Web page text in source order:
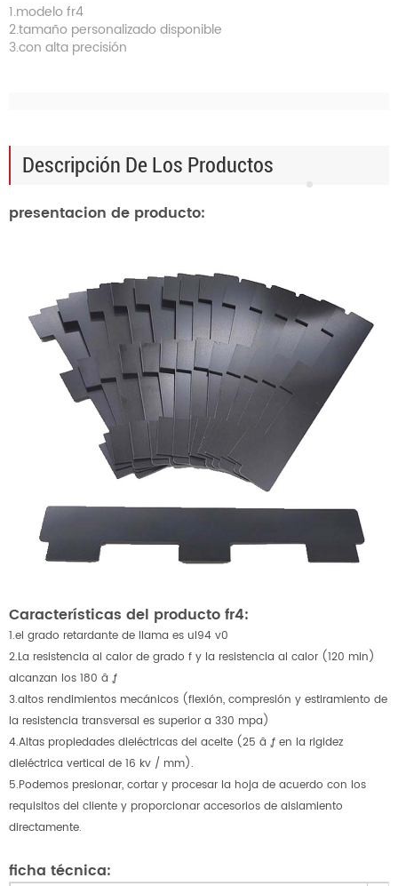
1.modelo fr4
2.tamaño personalizado disponible
3.con alta precisión
Descripción De Los Productos
presentacion de producto:
Características del producto fr4:
1.el grado retardante de llama es ul94 v0
2.La resistencia al calor de grado f y la resistencia al calor (120 min)
alcanzan los 180 â „ƒ
3.altos rendimientos mecánicos (flexión, compresión y estiramiento de
la resistencia transversal es superior a 330 mpa)
4.Altas propiedades dieléctricas del aceite (25 â „ƒ en la rigidez
dieléctrica vertical de 16 kv / mm).
5.Podemos presionar, cortar y procesar la hoja de acuerdo con los
requisitos del cliente y proporcionar accesorios de aislamiento
directamente.
ficha técnica: